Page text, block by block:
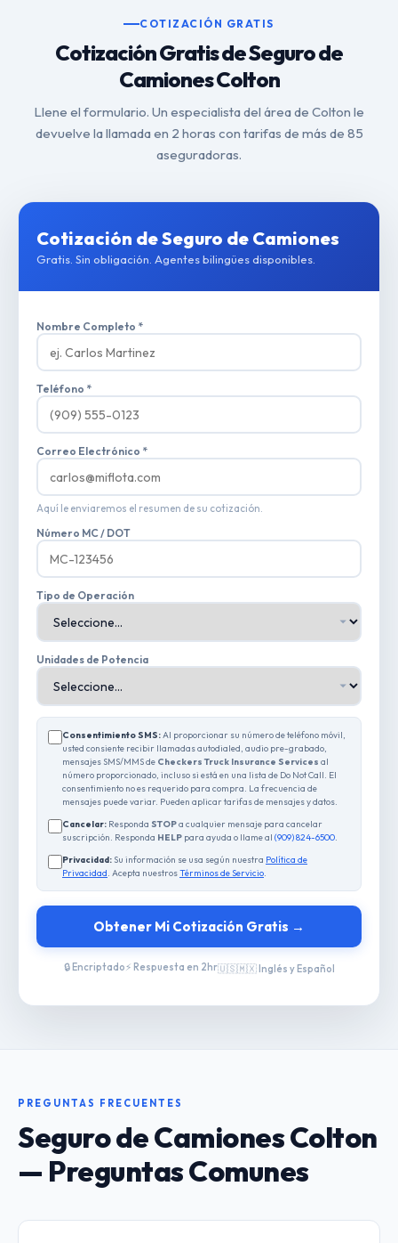
COTIZACIÓN GRATIS
Cotización Gratis de Seguro de
Camiones Colton
Llene el formulario. Un especialista del área de Colton le
devuelve la llamada en 2 horas con tarifas de más de 85
aseguradoras.
Cotización de Seguro de Camiones
Gratis. Sin obligación. Agentes bilingües disponibles.
Nombre Completo *
Teléfono *
Correo Electrónico *
Aquí le enviaremos el resumen de su cotización.
Número MC / DOT
Tipo de Operación
Unidades de Potencia
Consentimiento SMS:Al proporcionar su número de teléfono móvil,
usted consiente recibir llamadas autodialed, audio pre-grabado,
mensajes SMS/MMS de Checkers Truck Insurance Services al
número proporcionado, incluso si está en una lista de Do Not Call. El
consentimiento no es requerido para compra. La frecuencia de
mensajes puede variar. Pueden aplicar tarifas de mensajes y datos.
Cancelar: Responda STOPa cualquier mensaje para cancelar
suscripción. Responda HELP para ayuda o llame al (909) 824-6500.
Privacidad: Su información se usa según nuestra Política de
Privacidad. Acepta nuestrosTérminos de Servicio.
Obtener Mi Cotización Gratis →
🔒 Encriptado⚡ Respuesta en 2hr🇺🇸🇲🇽 Inglés y Español
PREGUNTAS FRECUENTES
Seguro de Camiones Colton
— Preguntas Comunes